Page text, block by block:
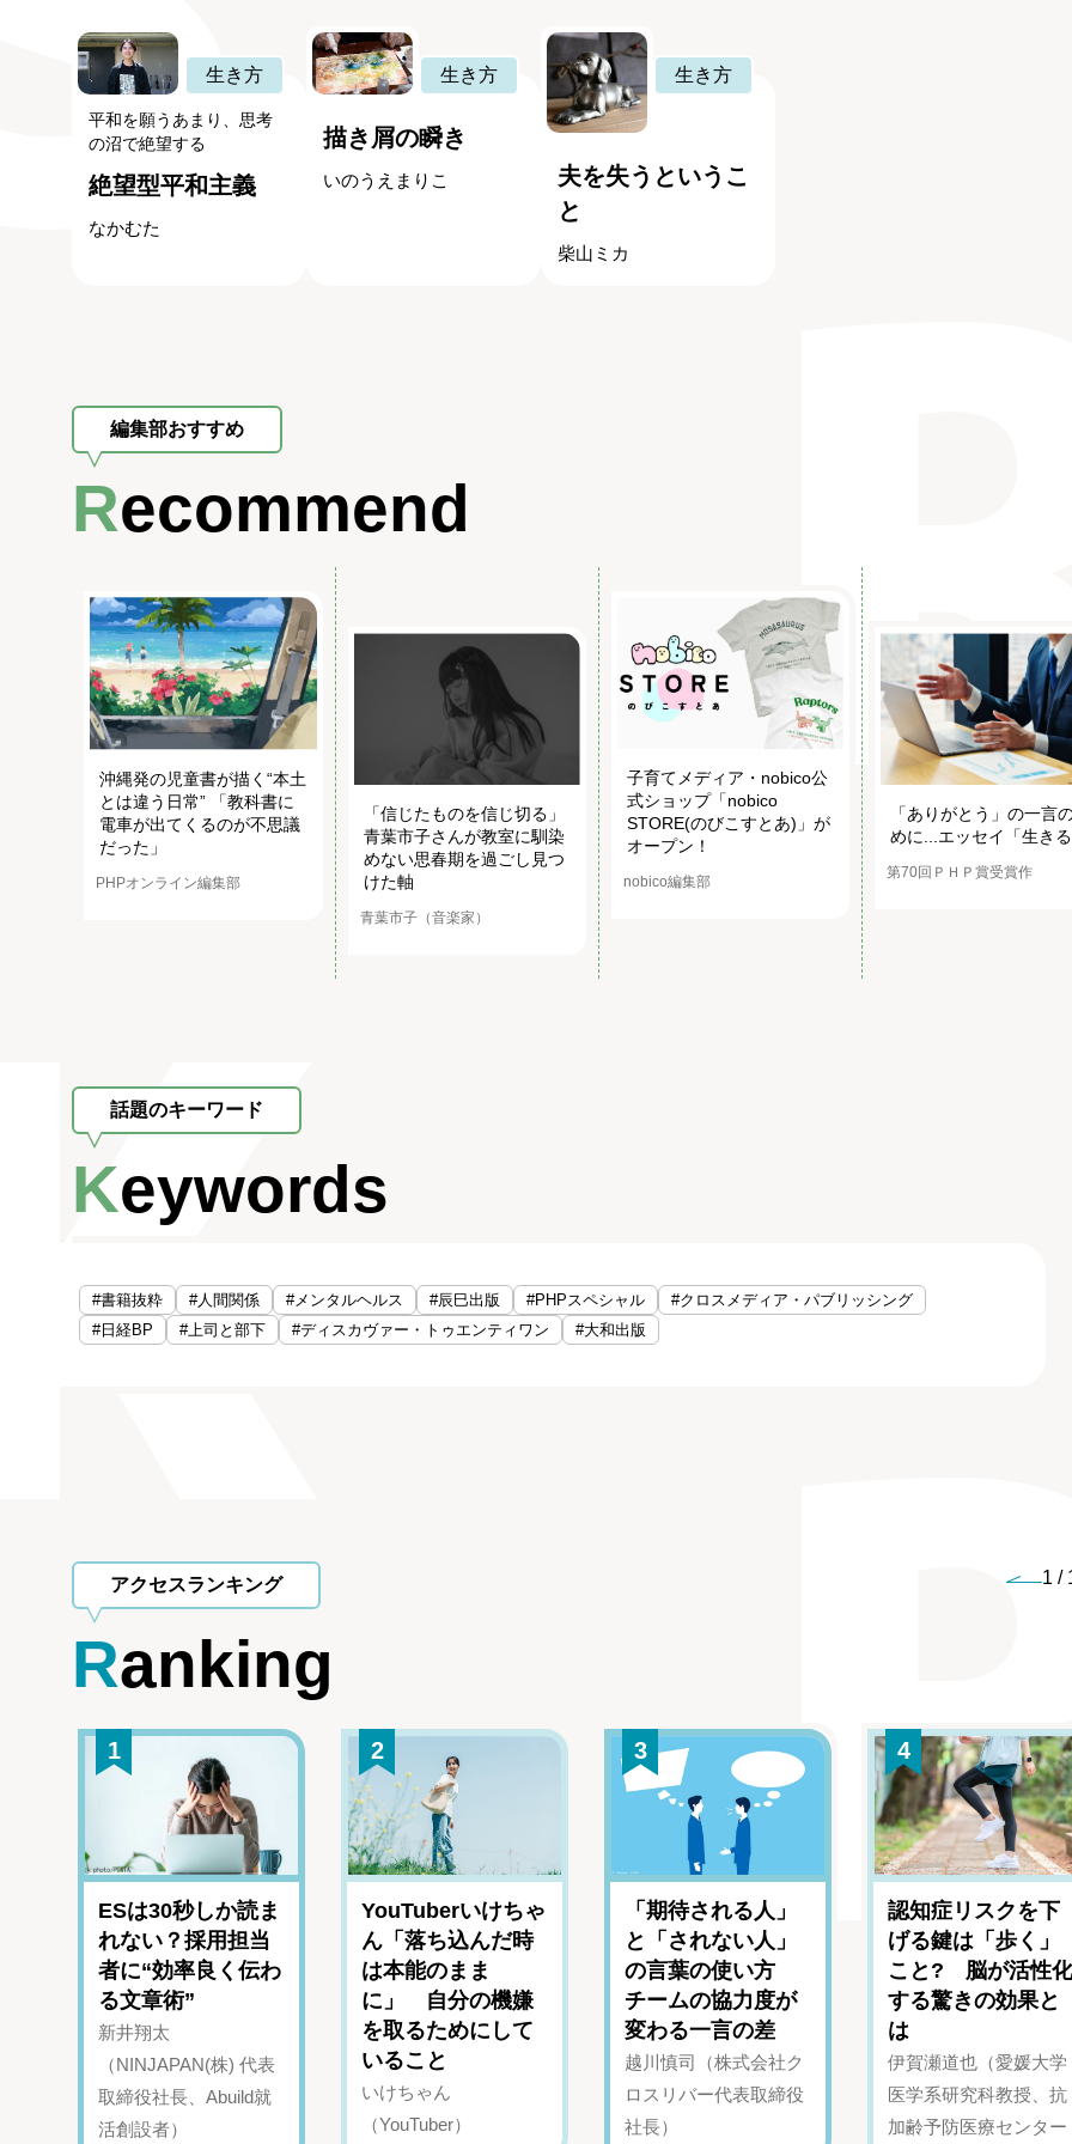
生き方
平和を願うあまり、思考
の沼で絶望する
絶望型平和主義
なかむた
生き方
描き屑の瞬き
いのうえまりこ
生き方
夫を失うというこ
と
柴山ミカ
編集部おすすめ
Recommend
沖縄発の児童書が描く“本土
とは違う日常” 「教科書に
電車が出てくるのが不思議
だった」
PHPオンライン編集部
「信じたものを信じ切る」
青葉市子さんが教室に馴染
めない思春期を過ごし見つ
けた軸
青葉市子（音楽家）
子育てメディア・nobico公
式ショップ「nobico
STORE(のびこすとあ)」が
オープン！
nobico編集部
「ありがとう」の一言
めに...エッセイ「生き
第70回ＰＨＰ賞受賞作
話題のキーワード
Keywords
#書籍抜粋 #人間関係 #メンタルヘルス #辰巳出版 #PHPスペシャル
#クロスメディア・パブリッシング
#日経BP
#上司と部下 #ディスカヴァー・トゥエンティワン #大和出版
アクセスランキング
Ranking
1 /
1
ESは30秒しか読ま
れない？採用担当
者に“効率良く伝わ
る文章術”
新井翔太
（NINJAPAN(株) 代表
取締役社長、Abuild就
活創設者）
2
YouTuberいけちゃ
ん「落ち込んだ時
は本能のまま
に」 自分の機嫌
を取るためにして
いること
いけちゃん
（YouTuber）
3
「期待される人」
と「されない人」
の言葉の使い方
チームの協力度が
変わる一言の差
越川慎司（株式会社ク
ロスリバー代表取締役
社長）
4
認知症リスクを下
げる鍵は「歩く」
こと? 脳が活性化
する驚きの効果と
は
伊賀瀬道也（愛媛大学
医学系研究科教授、抗
加齢予防医療センター